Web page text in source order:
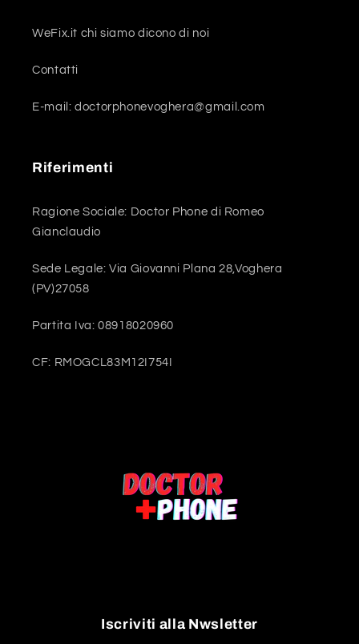
WeFix.it chi siamo dicono di noi
Contatti
E-mail: doctorphonevoghera@gmail.com
Riferimenti
Ragione Sociale: Doctor Phone di Romeo
Gianclaudio
Sede Legale: Via Giovanni Plana 28,Voghera
(PV)27058
Partita Iva: 08918020960
CF: RMOGCL83M12I754I
Iscriviti alla Nwsletter